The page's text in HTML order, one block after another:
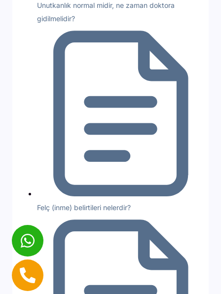
Unutkanlık normal midir, ne zaman doktora
gidilmelidir?
Felç (inme) belirtileri nelerdir?